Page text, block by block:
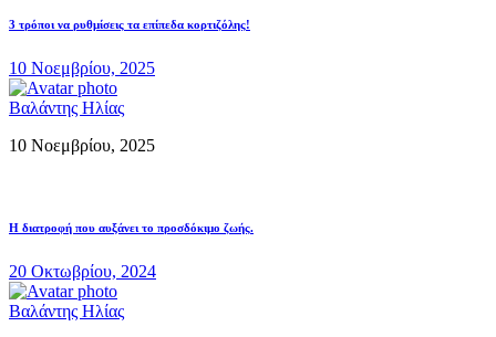
3 τρόποι να ρυθμίσεις τα επίπεδα κορτιζόλης!
10 Νοεμβρίου, 2025
Βαλάντης Ηλίας
10 Νοεμβρίου, 2025
Η διατροφή που αυξάνει το προσδόκιμο ζωής.
20 Οκτωβρίου, 2024
Βαλάντης Ηλίας